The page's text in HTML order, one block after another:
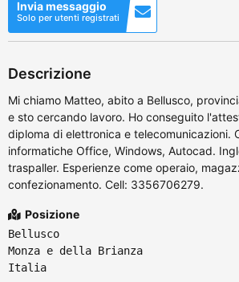
Invia messaggio
Solo per utenti registrati
Descrizione
Mi chiamo Matteo, abito a Bellusco,
e sto cercando lavoro. Ho conseguito
diploma di elettronica e telecomunicazioni.
informatiche Office, Windows, Autocad.
traspaller. Esperienze come operaio,
confezionamento. Cell: 3356706279.
Posizione
Bellusco
Monza e della Brianza
Italia